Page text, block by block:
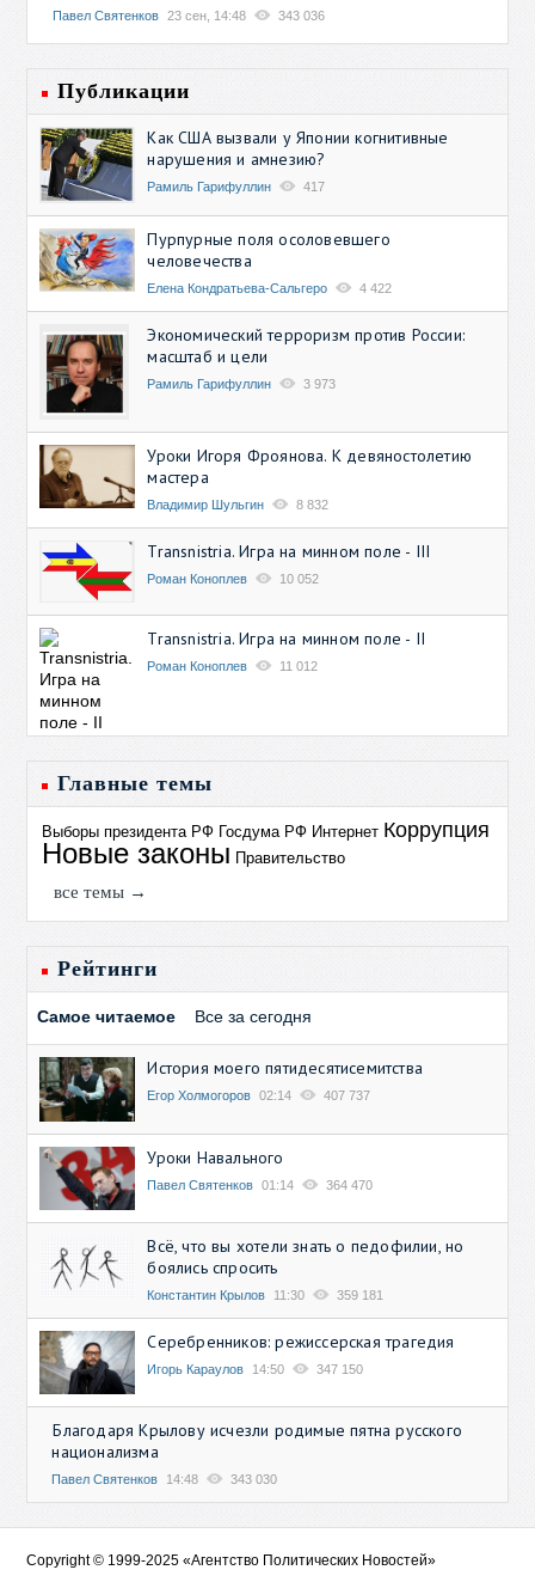
Павел Святенков 23 сен, 14:48 343 036
Публикации
Как США вызвали у Японии когнитивные
нарушения и амнезию?
Рамиль Гарифуллин 417
Пурпурные поля осоловевшего
человечества
Елена Кондратьева-Сальгеро 4 422
Экономический терроризм против России:
масштаб и цели
Рамиль Гарифуллин 3 973
Уроки Игоря Фроянова. К девяностолетию
мастера
Владимир Шульгин 8 832
Transnistria. Игра на минном поле - III
Роман Коноплев 10 052
Transnistria. Игра на минном поле - II
Роман Коноплев 11 012
Главные темы
Выборы президента РФ Госдума РФ Интернет Коррупция
Новые законы Правительство
все темы →
Рейтинги
Самое читаемое Все за сегодня
История моего пятидесятисемитства
Егор Холмогоров 02:14 407 737
Уроки Навального
Павел Святенков 01:14 364 470
Всё, что вы хотели знать о педофилии, но
боялись спросить
Константин Крылов 11:30 359 181
Серебренников: режиссерская трагедия
Игорь Караулов 14:50 347 150
Благодаря Крылову исчезли родимые пятна русского
национализма
Павел Святенков 14:48 343 030
Copyright © 1999-2025 «Агентство Политических Новостей»